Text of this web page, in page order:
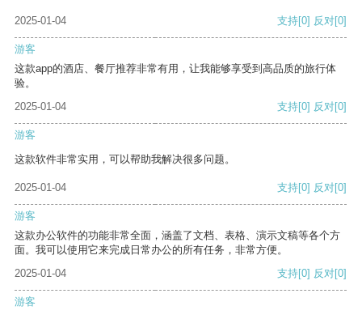
2025-01-04 支持[0] 反对[0]
游客
这款app的酒店、餐厅推荐非常有用，让我能够享受到高品质的旅行体
验。
2025-01-04
支持[0] 反对[0]
游客
这款软件非常实用，可以帮助我解决很多问题。
2025-01-04 支持[0] 反对[0]
游客
这款办公软件的功能非常全面，涵盖了文档、表格、演示文稿等各个方
面。我可以使用它来完成日常办公的所有任务，非常方便。
2025-01-04
支持[0] 反对[0]
游客